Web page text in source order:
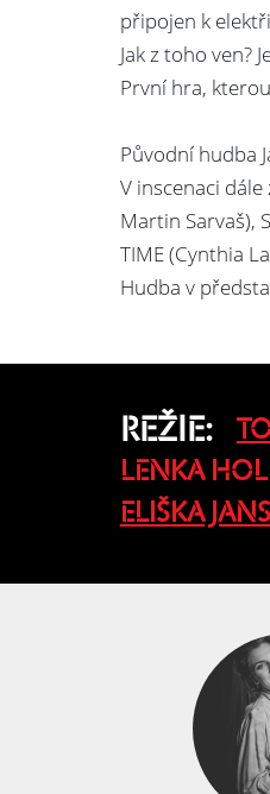
připojen k
Jak z toho ven?
První hra,
Původní hudba
V inscenaci dále
Martin Sarvaš),
TIME (Cynthia
Hudba v
REŽIE:
LENKA
ELIŠKA